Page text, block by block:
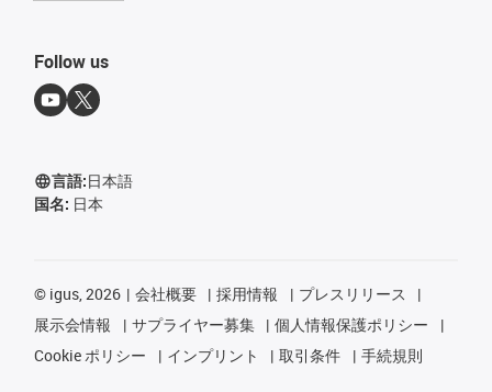
Follow us
言語:日本語
国名: 日本
© igus, 2026 会社概要 採用情報
プレスリリース
展示会情報
サプライヤー募集
個人情報保護ポリシー
Cookie ポリシー
インプリント 取引条件 手続規則